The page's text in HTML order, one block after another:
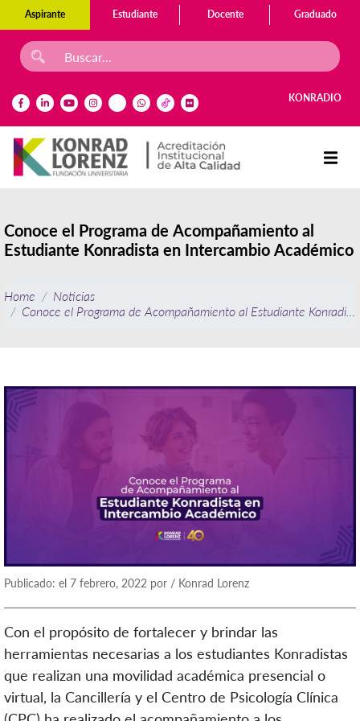
Aspirante Estudiante Docente Graduado
KONRADIO
Conoce el Programa de Acompañamiento al
Estudiante Konradista en Intercambio Académico
Home
Noticias
Conoce el Programa de Acompañamiento al Estudiante
Publicado: el 7 febrero, 2022 por / Konrad Lorenz
Con el propósito de fortalecer y brindar las
herramientas necesarias a los estudiantes Konradistas
que realizan una movilidad académica presencial o
virtual, la Cancillería y el Centro de Psicología Clínica